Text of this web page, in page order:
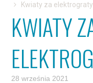
Kwiaty za
KWIATY
28 września 2021